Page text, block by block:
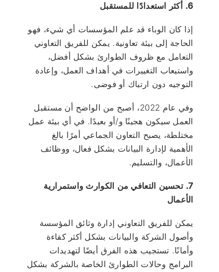
6. أكثر استعدادًا للمستقبل
إذا كان الوباء قد علم المؤسسات أي شيء، فهو
الحاجة إلى بيئة تعاونية. يمكن للفريق التعاوني
التعامل مع ظروف الطوارئ بشكل أفضل،
واستيعاب التغييرات في أهداف العمل، وإعادة
التوجيه دون ارتباك أو فوضى.
وفي عام 2022، أصبح من الواضح أن مستقبل
العمل سيكون هجينًا و/أو بعيدًا. في أي بيئة عمل
مختلطة، يصبح التعاون الجماعي أمرًا بالغ
الأهمية لإدارة البيانات بشكل فعال، ووظائف
الأعمال، والتسليم.
7. تحسين التعافي من الكوارث واستمرارية
الأعمال
يمكن للفريق التعاوني إدارة وثائق المؤسسة
وأصول الشركة والبيانات بشكل أكثر كفاءة
وأمانًا. تستجيب هذه الفرق أيضًا لتهديدات
البرامج وحالات الطوارئ الخاصة بالشركة بشكل